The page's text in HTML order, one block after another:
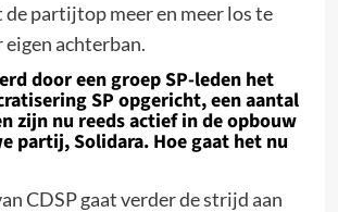
de partijtop meer en meer los te
eigen achterban.
door een groep SP-leden het
SP opgericht, een aantal
zijn nu reeds actief in de opbouw
partij, Solidara. Hoe gaat het nu
CDSP gaat verder de strijd aan